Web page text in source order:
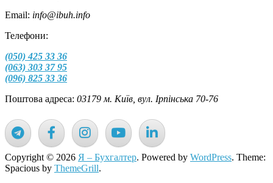
Email: info@ibuh.info
Телефони:
(050) 425 33 36
(063) 303 37 95
(096) 825 33 36
Поштова адреса: 03179 м. Київ, вул. Ірпінська 70-76
Copyright © 2026 Я – Бухгалтер. Powered by WordPress. Theme:
Spacious by ThemeGrill.